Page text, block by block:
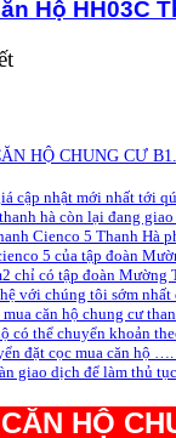
Hộ HH03C
HỘ CHUNG CƯ
cập nhật mới nhất tới
hà còn lại đang
Cienco 5 Thanh Hà
5 của tập đoàn
chỉ có tập đoàn Mường
với chúng tôi sớm
căn hộ chung cư
có thể chuyển khoản
đặt cọc mua căn hộ
giao dịch để làm thủ
HỘ